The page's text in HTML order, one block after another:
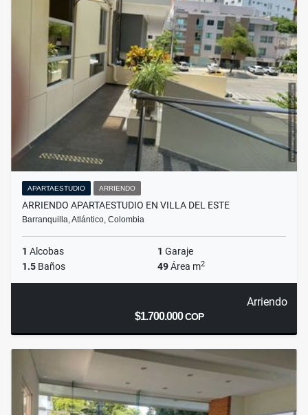
APARTAESTUDIO ARRIENDO
ARRIENDO APARTAESTUDIO EN VILLA DEL ESTE
Barranquilla, Atlántico, Colombia
1 Alcobas 1 Garaje
1.5 Baños 49Área m2
Arriendo
$1.700.000COP